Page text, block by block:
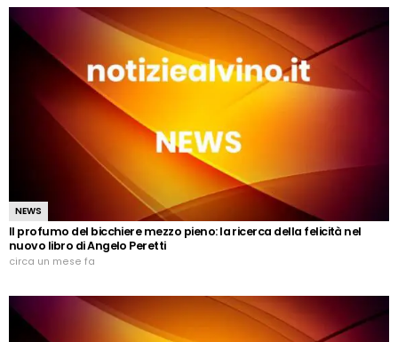
NEWS
Il profumo del bicchiere mezzo pieno: la ricerca della felicità nel
nuovo libro di Angelo Peretti
circa un mese fa